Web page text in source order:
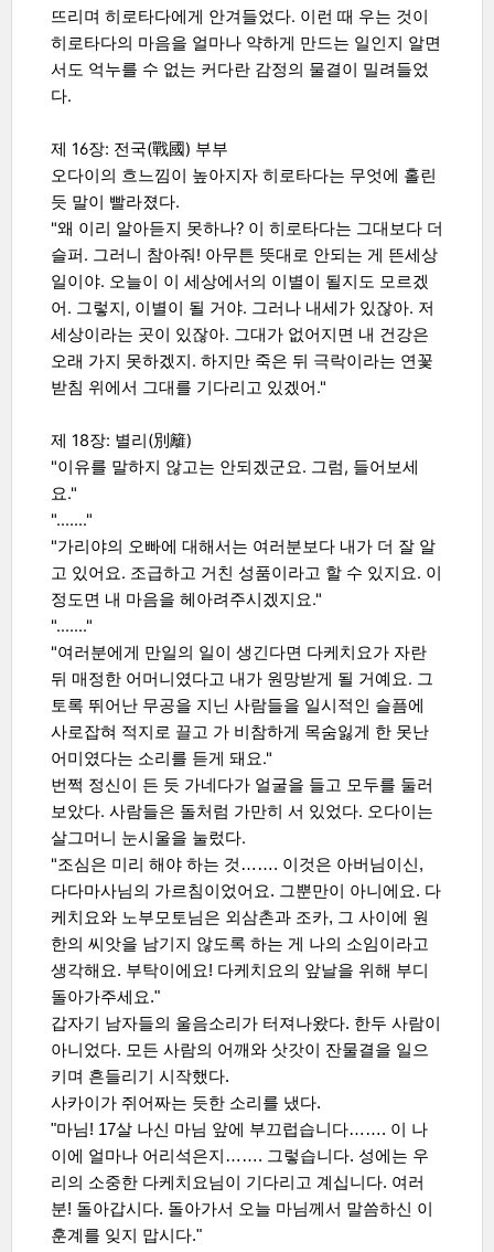
뜨리며 히로타다에게 안겨들었다. 이런 때 우는 것이
히로타다의 마음을 얼마나 약하게 만드는 일인지 알면
서도 억누를 수 없는 커다란 감정의 물결이 밀려들었
다.
제 16장: 전국(戰國) 부부
오다이의 흐느낌이 높아지자 히로타다는 무엇에 홀린
듯 말이 빨라졌다.
"왜 이리 알아듣지 못하나? 이 히로타다는 그대보다 더
슬퍼. 그러니 참아줘! 아무튼 뜻대로 안되는 게 뜬세상
일이야. 오늘이 이 세상에서의 이별이 될지도 모르겠
어. 그렇지, 이별이 될 거야. 그러나 내세가 있잖아. 저
세상이라는 곳이 있잖아. 그대가 없어지면 내 건강은
오래 가지 못하겠지. 하지만 죽은 뒤 극락이라는 연꽃
받침 위에서 그대를 기다리고 있겠어."
제 18장: 별리(別籬)
"이유를 말하지 않고는 안되겠군요. 그럼, 들어보세
요."
"……."
"가리야의 오빠에 대해서는 여러분보다 내가 더 잘 알
고 있어요. 조급하고 거친 성품이라고 할 수 있지요. 이
정도면 내 마음을 헤아려주시겠지요."
"……."
"여러분에게 만일의 일이 생긴다면 다케치요가 자란
뒤 매정한 어머니였다고 내가 원망받게 될 거예요. 그
토록 뛰어난 무공을 지닌 사람들을 일시적인 슬픔에
사로잡혀 적지로 끌고 가 비참하게 목숨잃게 한 못난
어미였다는 소리를 듣게 돼요."
번쩍 정신이 든 듯 가네다가 얼굴을 들고 모두를 둘러
보았다. 사람들은 돌처럼 가만히 서 있었다. 오다이는
살그머니 눈시울을 눌렀다.
"조심은 미리 해야 하는 것 ……. 이것은 아버님이신,
다다마사님의 가르침이었어요. 그뿐만이 아니에요. 다
케치요와 노부모토님은 외삼촌과 조카, 그 사이에 원
한의 씨앗을 남기지 않도록 하는 게 나의 소임이라고
생각해요. 부탁이에요! 다케치요의 앞날을 위해 부디
돌아가주세요."
갑자기 남자들의 울음소리가 터져나왔다. 한두 사람이
아니었다. 모든 사람의 어깨와 삿갓이 잔물결을 일으
키며 흔들리기 시작했다.
사카이가 쥐어짜는 듯한 소리를 냈다.
"마님! 17살 나신 마님 앞에 부끄럽습니다……. 이 나
이에 얼마나 어리석은지 ……. 그렇습니다. 성에는 우
리의 소중한 다케치요님이 기다리고 계십니다. 여러
분! 돌아갑시다. 돌아가서 오늘 마님께서 말씀하신 이
훈계를 잊지 맙시다."